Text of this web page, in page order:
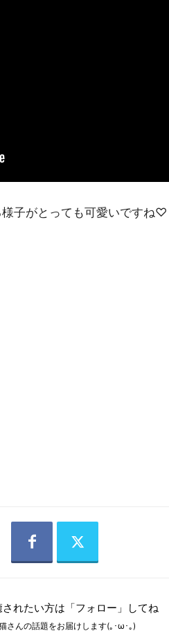
子がとっても可愛いですね♡
れたい方は「フォロー」してね
さんの話題をお届けします(｡･ω･｡)